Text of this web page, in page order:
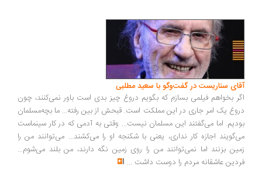
آقای سناریست در گفت‌وگو با سعید مطلبی
اگر بخواهم فیلمی بسازم که بگویم دروغ چیز بدی است باور نمی‌کنند، چون
دروغ یک امر جاری در این مملکت است. قبحش از بین رفته... ما بچه‌مسلمان
بودیم. اما می‌گفتند این مسلمان نیست... وقتی به آدمی که در کار سینماست
می‌گویند اجازه کار نداری، یعنی با شکنجه او را می‌کشند... می‌توانند من را
زمین بزنند اما نمی‌توانند من را روی زمین نگه دارند، من بلند می‌شوم...
فردین عاشقانه مردم را دوست داشت ...